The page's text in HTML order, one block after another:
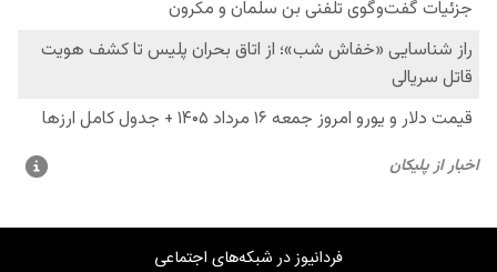
فردانیوز در شبکه‌های اجتماعی